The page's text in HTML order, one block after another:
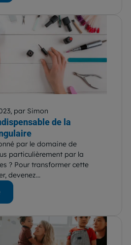
par Simon
de la
par le domaine de
particulièrement par la
? Pour transformer cette
devenez...